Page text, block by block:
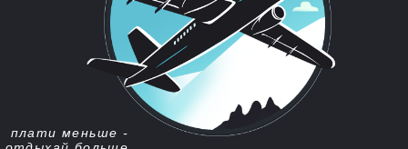
Горящие туры из
Орска в Абхазию
Запусти бесплатный мониторинг цен
на туры с уведомлением в Телеграм